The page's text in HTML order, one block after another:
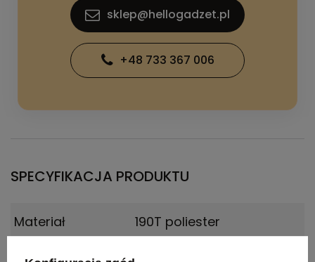
sklep@hellogadzet.pl
+48 733 367 006
SPECYFIKACJA PRODUKTU
Materiał 190T poliester